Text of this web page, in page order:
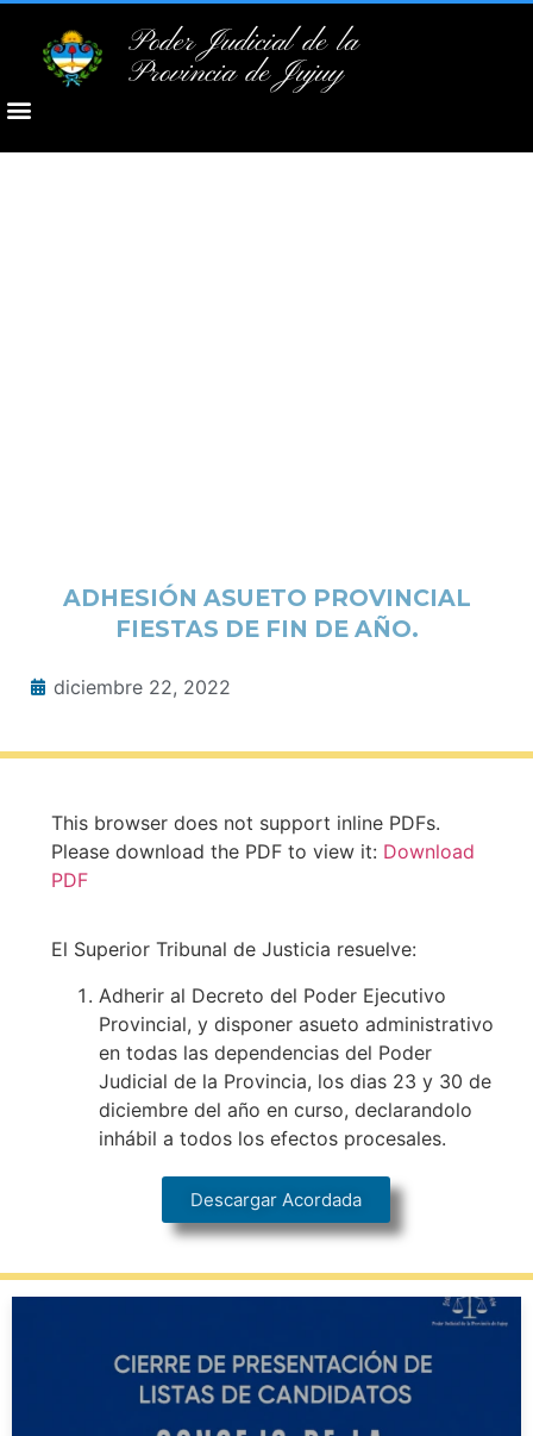
Poder Judicial de la
Provincia de Jujuy
ADHESIÓN ASUETO PROVINCIAL
FIESTAS DE FIN DE AÑO.
diciembre 22, 2022
This browser does not support inline PDFs.
Please download the PDF to view it: Download
PDF
El Superior Tribunal de Justicia resuelve:
Adherir al Decreto del Poder Ejecutivo
Provincial, y disponer asueto administrativo
en todas las dependencias del Poder
Judicial de la Provincia, los dias 23 y 30 de
diciembre del año en curso, declarandolo
inhábil a todos los efectos procesales.
Descargar Acordada